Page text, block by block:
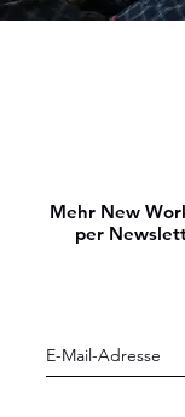
Mehr New
per